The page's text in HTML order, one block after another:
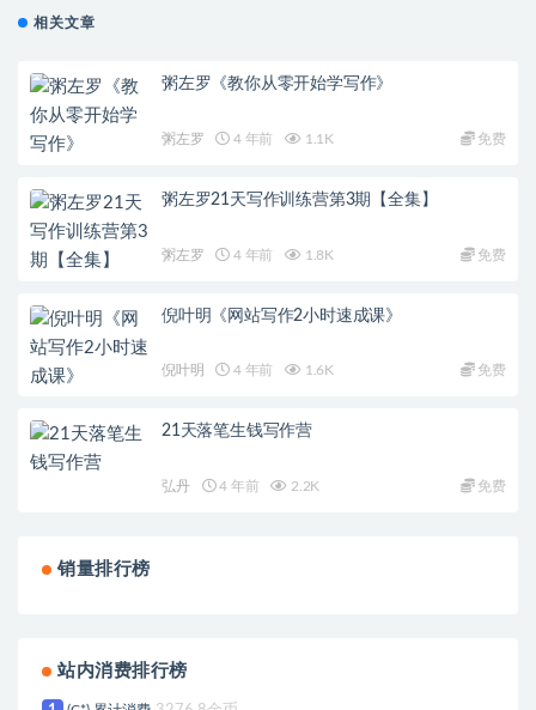
相关文章
粥左罗《教你从零开始学写作》
粥左罗 4 年前 1.1K 免费
粥左罗21天写作训练营第3期【全集】
粥左罗 4 年前 1.8K 免费
倪叶明《网站写作2小时速成课》
倪叶明 4 年前 1.6K 免费
21天落笔生钱写作营
弘丹 4 年前 2.2K 免费
销量排行榜
站内消费排行榜